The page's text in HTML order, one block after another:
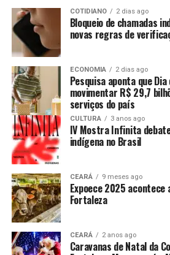
COTIDIANO 2 dias ago
Bloqueio de chamadas
novas regras de
ECONOMIA 2 dias ago
Pesquisa aponta que Dia
movimentar R$ 29,7
serviços do país
CULTURA 3 anos ago
IV Mostra Infinita
indígena no Brasil
CEARÁ 9 meses ago
Expoece 2025 acontece
Fortaleza
CEARÁ 2 anos ago
Caravanas de Natal da